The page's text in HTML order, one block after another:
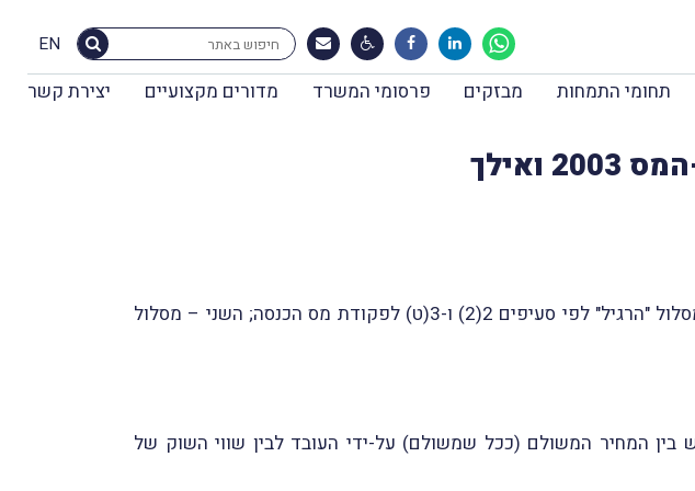
EN
תחומי התמחות מבזקים פרסומי המשרד מדורים מקצועיים יצירת קשר
קיימים שני מסלולים עיקריים לחיוב במס בגין הקצאת אופציות לעובדים: האחד – המסלול "הרגיל" לפי סעיפים 2(2) ו-3(ט) לפקודת מס הכנסה; השני – מסלול
המחיר המשולם (ככל שמשולם) על-ידי העובד לבין שווי השוק של